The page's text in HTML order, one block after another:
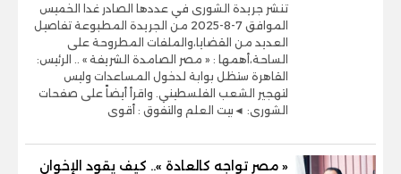
تنشر جريدة الشورى في عددها الصادر غدا الخميس
الموافق 7-8-2025 من الجريدة المطبوعة تفاصيل
العديد من القضايا،والملفات المطروحة على
الساحة،أهمها : « مصر الصامدة الشريفة » .. الرئيس:
القاهرة ستظل بوابة لدخول المساعدات وليس
لتهجير الشعب الفلسطيني. واقرأ أيضاً على صفحات
الشورى: ◄بيت العلم والتفوق : أقوى
« مصر تواجه كالعادة ».. كيف يقود الإخوان